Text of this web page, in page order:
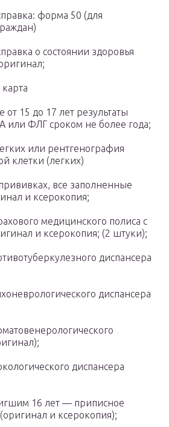
форма 50 (для
о состоянии здоровья
от 15 до 17 лет результаты
или ФЛГ сроком не более года;
или рентгенография
клетки (легких)
все заполненные
и ксерокопия;
медицинского полиса с
и ксерокопия; (2 штуки);
диспансера
диспансера
диспансера
16 лет — приписное
и ксерокопия);